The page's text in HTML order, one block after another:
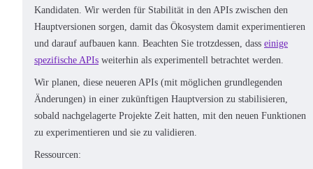
Kandidaten. Wir werden für Stabilität in den APIs zwischen den
Hauptversionen sorgen, damit das Ökosystem damit experimentieren
und darauf aufbauen kann. Beachten Sie trotzdessen, dass einige
spezifische APIs weiterhin als experimentell betrachtet werden.
Wir planen, diese neueren APIs (mit möglichen grundlegenden
Änderungen) in einer zukünftigen Hauptversion zu stabilisieren,
sobald nachgelagerte Projekte Zeit hatten, mit den neuen Funktionen
zu experimentieren und sie zu validieren.
Ressourcen: